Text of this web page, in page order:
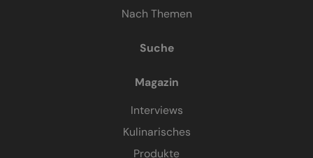
Nach Themen
Suche
Magazin
Interviews
Kulinarisches
Produkte